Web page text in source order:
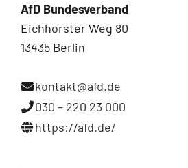
AfD Bundesverband
Eichhorster Weg 80
13435 Berlin
kontakt@afd.de
030 – 220 23 000
https://afd.de/